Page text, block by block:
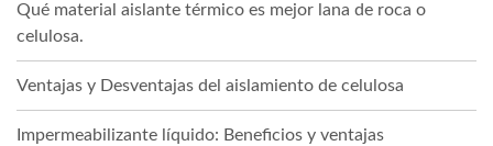
Qué material aislante térmico es mejor lana de roca o
celulosa.
Ventajas y Desventajas del aislamiento de celulosa
Impermeabilizante líquido: Beneficios y ventajas